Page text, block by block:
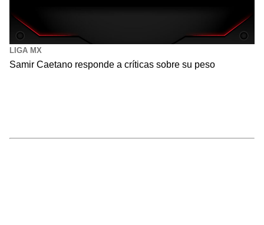
LIGA MX
Samir Caetano responde a críticas sobre su peso